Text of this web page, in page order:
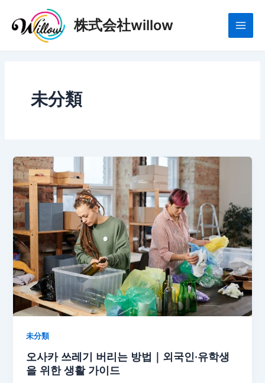
株式会社willow
Main
未分類
未分類
오사카 쓰레기 버리는 방법｜외국인·유학생
을 위한 생활 가이드